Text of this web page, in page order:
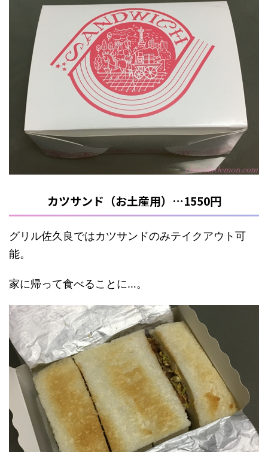
カツサンド（お土産用）…1550円
グリル佐久良ではカツサンドのみテイクアウト可
能。
家に帰って食べることに…。